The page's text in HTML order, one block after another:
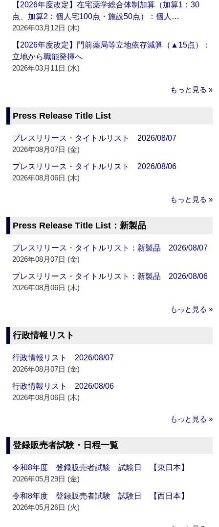
【2026年度改定】在宅薬学総合体制加算（加算1：30
点、加算2：個人宅100点・施設50点）：個人…
2026年03月12日 (木)
【2026年度改定】門前薬局等立地依存減算（▲15点）：
立地から職能発揮へ
2026年03月11日 (水)
もっと見る »
Press Release Title List
プレスリリース・タイトルリスト 2026/08/07
2026年08月07日 (金)
プレスリリース・タイトルリスト 2026/08/06
2026年08月06日 (木)
もっと見る »
Press Release Title List：新製品
プレスリリース・タイトルリスト：新製品 2026/08/07
2026年08月07日 (金)
プレスリリース・タイトルリスト：新製品 2026/08/06
2026年08月06日 (木)
もっと見る »
行政情報リスト
行政情報リスト 2026/08/07
2026年08月07日 (金)
行政情報リスト 2026/08/06
2026年08月06日 (木)
もっと見る »
登録販売者試験・日程一覧
令和8年度 登録販売者試験 試験日 【東日本】
2026年05月29日 (金)
令和8年度 登録販売者試験 試験日 【西日本】
2026年05月26日 (火)